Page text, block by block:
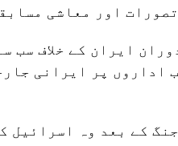
اور معاشی
ایران کے خلاف سب
اداروں پر ایرانی
کے بعد وہ اسرائیل